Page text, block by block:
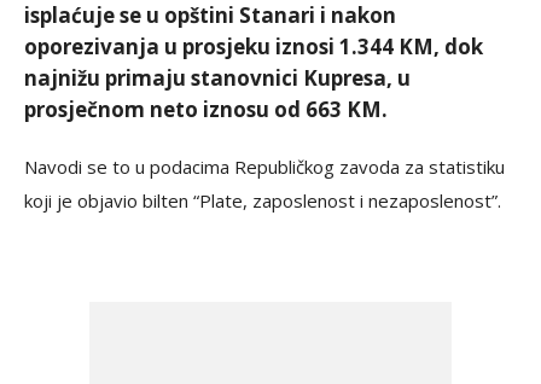
isplaćuje se u opštini Stanari i nakon
oporezivanja u prosjeku iznosi 1.344 KM, dok
najnižu primaju stanovnici Kupresa, u
prosječnom neto iznosu od 663 KM.
Navodi se to u podacima Republičkog zavoda za statistiku
koji je objavio bilten “Plate, zaposlenost i nezaposlenost”.